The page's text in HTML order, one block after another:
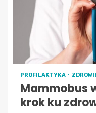
PROFILAKTYKA
Mammobus
krok ku